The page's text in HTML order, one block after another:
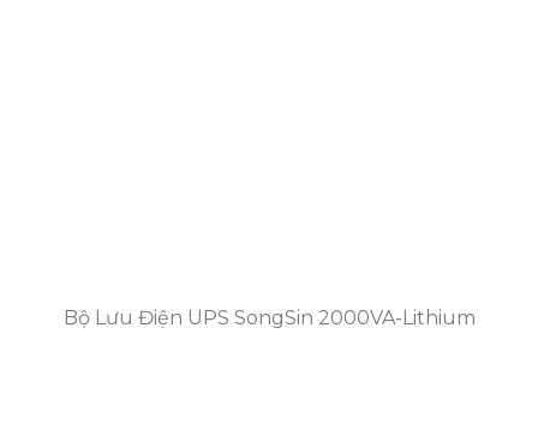
Bộ Lưu Điện UPS SongSin 2000VA-Lithium